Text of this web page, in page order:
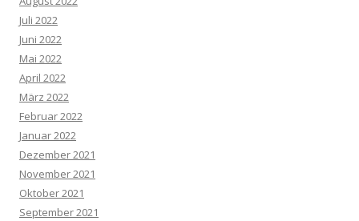
Juli 2022
Juni 2022
Mai 2022
April 2022
März 2022
Februar 2022
Januar 2022
Dezember 2021
November 2021
Oktober 2021
September 2021